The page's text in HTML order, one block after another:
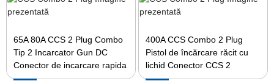
65A 80A CCS 2 Plug Combo
Tip 2 Incarcator Gun DC
Conector de incarcare rapida
400A CCS Combo 2 Plug
Pistol de încărcare răcit cu
lichid Conector CCS 2